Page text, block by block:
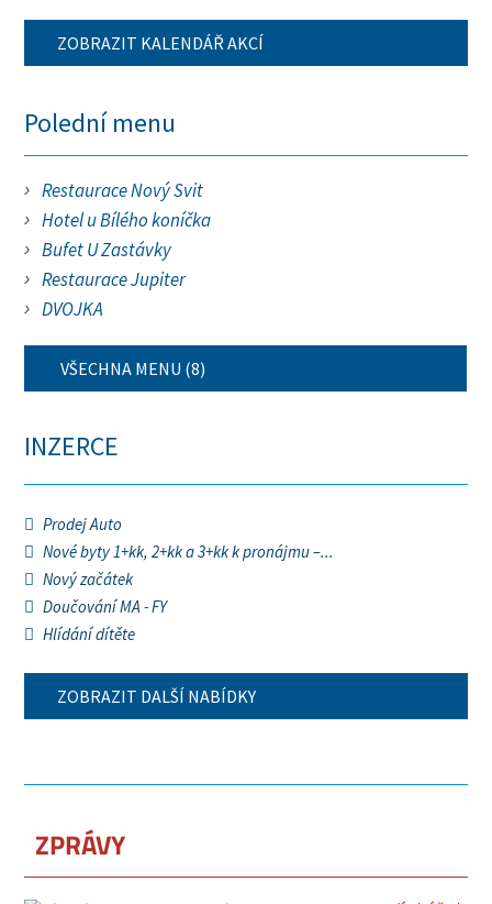
ZOBRAZIT KALENDÁŘ AKCÍ
Polední menu
Restaurace Nový Svit
Hotel u Bílého koníčka
Bufet U Zastávky
Restaurace Jupiter
DVOJKA
VŠECHNA MENU (8)
INZERCE
Prodej Auto
Nové byty 1+kk, 2+kk a 3+kk k pronájmu –...
Nový začátek
Doučování MA - FY
Hlídání dítěte
ZOBRAZIT DALŠÍ NABÍDKY
ZPRÁVY